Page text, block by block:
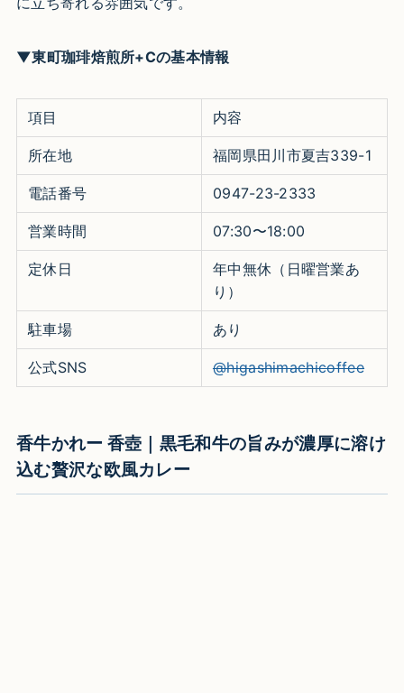
▼東町珈琲焙煎所+Cの基本情報
項目 内容
所在地 福岡県田川市夏吉339-1​
電話番号 0947-23-2333​
営業時間 07:30〜18:00​
定休日
年中無休（日曜営業あ
り）​
駐車場 あり​
公式SNS @higashimachicoffee
香牛かれー 香壺｜黒毛和牛の旨みが濃厚に溶け
込む贅沢な欧風カレー